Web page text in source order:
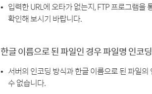
입력한 URL에 오타가 없는지, FTP 프로그램
확인해 보시기 바랍니다.
한글 이름으로 된 파일인 경우 파일명 인코
서버의 인코딩 방식과 한글 이름으로 된 파일
수 없습니다.